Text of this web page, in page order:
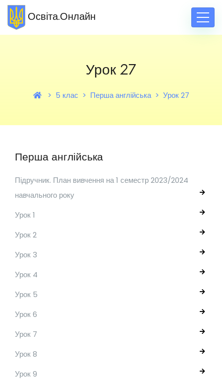
Освіта.Онлайн
Урок 27
5 клас Перша англійська Урок 27
Перша англійська
Підручник. План вивчення на 1 семестр 2023/2024
навчального року
Урок 1
Урок 2
Урок 3
Урок 4
Урок 5
Урок 6
Урок 7
Урок 8
Урок 9